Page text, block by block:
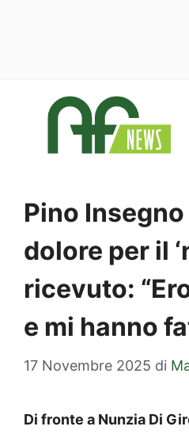
Pino
dolore per il
ricevuto:
e mi hanno
17 Novembre 2025 di
Di fronte a Nunzia Di